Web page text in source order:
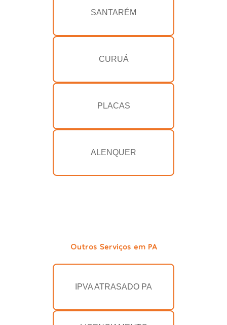
SANTARÉM
CURUÁ
PLACAS
ALENQUER
Outros Serviços em PA
IPVA ATRASADO PA